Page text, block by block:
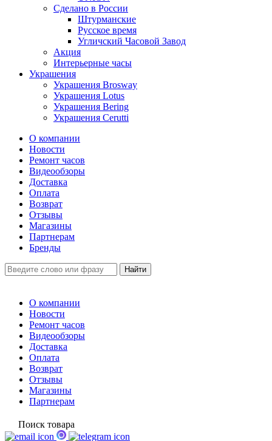
Сделано в России
Штурманские
Русское время
Угличский Часовой Завод
Акция
Интерьерные часы
Украшения
Украшения Brosway
Украшения Lotus
Украшения Bering
Украшения Cerutti
О компании
Новости
Ремонт часов
Видеообзоры
Доставка
Оплата
Возврат
Отзывы
Магазины
Партнерам
Бренды
О компании
Новости
Ремонт часов
Видеообзоры
Доставка
Оплата
Возврат
Отзывы
Магазины
Партнерам
Поиск товара